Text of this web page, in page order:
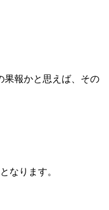
果報かと思えば、その
なります。